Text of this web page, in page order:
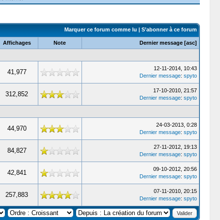
Marquer ce forum comme lu | S’abonner à ce forum
Affichages Note Dernier message [asc]
41,977
12-11-2014, 10:43
Dernier message: spyto
312,852
17-10-2010, 21:57
Dernier message: spyto
44,970
24-03-2013, 0:28
Dernier message: spyto
84,827
27-11-2012, 19:13
Dernier message: spyto
42,841
09-10-2012, 20:56
Dernier message: spyto
257,883
07-11-2010, 20:15
Dernier message: spyto